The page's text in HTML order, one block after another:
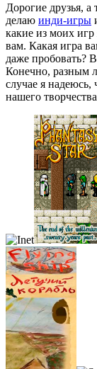
Дорогие друзья, а
делаю инди-игры
какие из моих
вам. Какая игра
даже пробовать?
Конечно, разным
случае я
нашего